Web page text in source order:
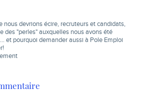
nous devrions écire, recruteurs et candidats,
des "perles" auxquelles nous avons été
et pourquoi demander aussi à Pole Emploi